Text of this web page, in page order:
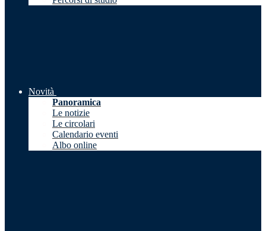
Novità
Panoramica
Le notizie
Le circolari
Calendario eventi
Albo online